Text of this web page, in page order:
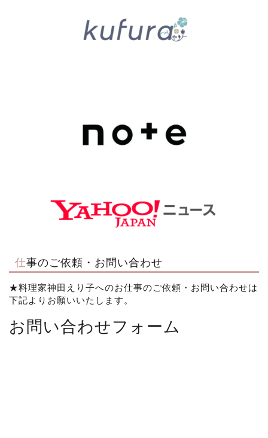
仕事のご依頼・お問い合わせ
★料理家神田えり子へのお仕事のご依頼・お問い合わせは
下記よりお願いいたします。
お問い合わせフォーム